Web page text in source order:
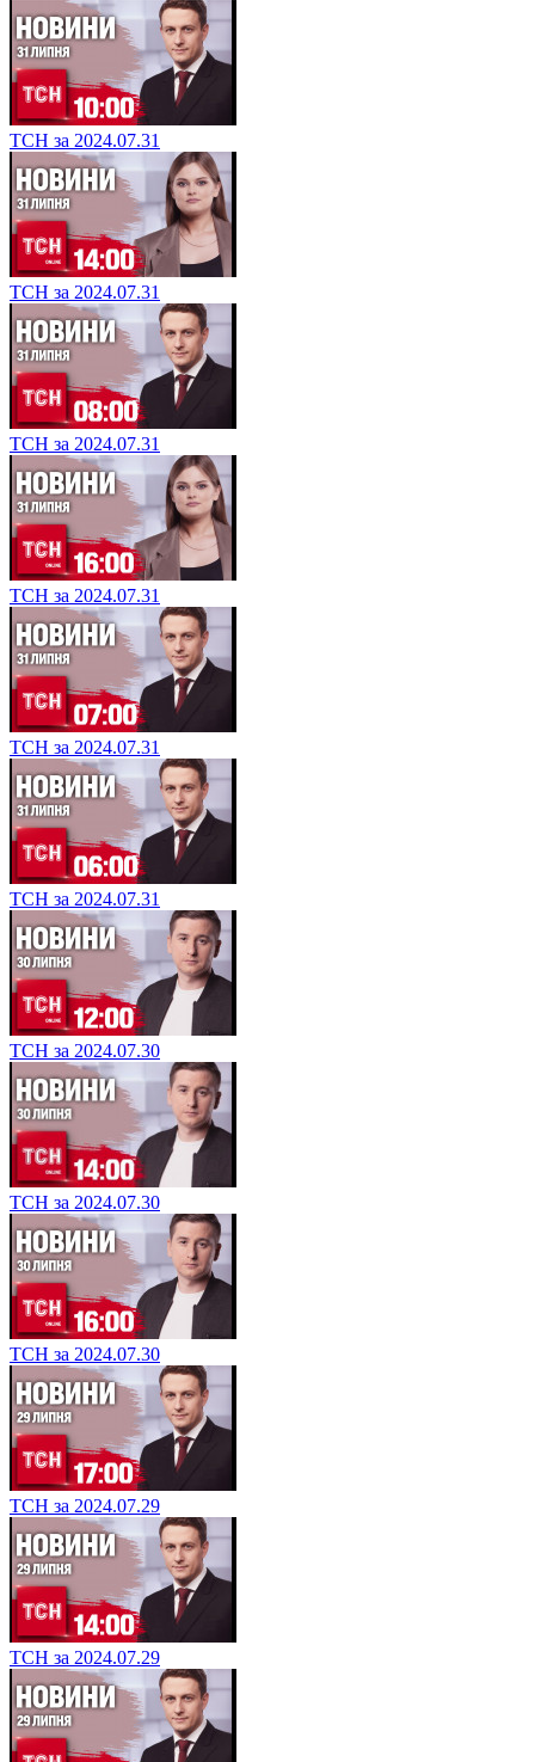
ТСН за 2024.07.31
ТСН за 2024.07.31
ТСН за 2024.07.31
ТСН за 2024.07.31
ТСН за 2024.07.31
ТСН за 2024.07.31
ТСН за 2024.07.30
ТСН за 2024.07.30
ТСН за 2024.07.30
ТСН за 2024.07.29
ТСН за 2024.07.29